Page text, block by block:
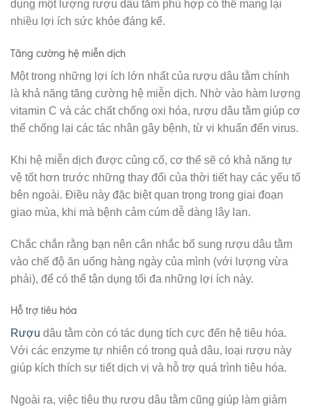
dụng một lượng rượu dâu tằm phù hợp có thể mang lại
nhiều lợi ích sức khỏe đáng kể.
Tăng cường hệ miễn dịch
Một trong những lợi ích lớn nhất của rượu dâu tằm chính
là khả năng tăng cường hệ miễn dịch. Nhờ vào hàm lượng
vitamin C và các chất chống oxi hóa, rượu dâu tằm giúp cơ
thể chống lại các tác nhân gây bệnh, từ vi khuẩn đến virus.
Khi hệ miễn dịch được củng cố, cơ thể sẽ có khả năng tự
vệ tốt hơn trước những thay đổi của thời tiết hay các yếu tố
bên ngoài. Điều này đặc biệt quan trọng trong giai đoạn
giao mùa, khi mà bệnh cảm cúm dễ dàng lây lan.
Chắc chắn rằng bạn nên cân nhắc bổ sung rượu dâu tằm
vào chế độ ăn uống hàng ngày của mình (với lượng vừa
phải), để có thể tận dụng tối đa những lợi ích này.
Hỗ trợ tiêu hóa
Rượu dâu tằm còn có tác dụng tích cực đến hệ tiêu hóa.
Với các enzyme tự nhiên có trong quả dâu, loại rượu này
giúp kích thích sự tiết dịch vị và hỗ trợ quá trình tiêu hóa.
Ngoài ra, việc tiêu thụ rượu dâu tằm cũng giúp làm giảm